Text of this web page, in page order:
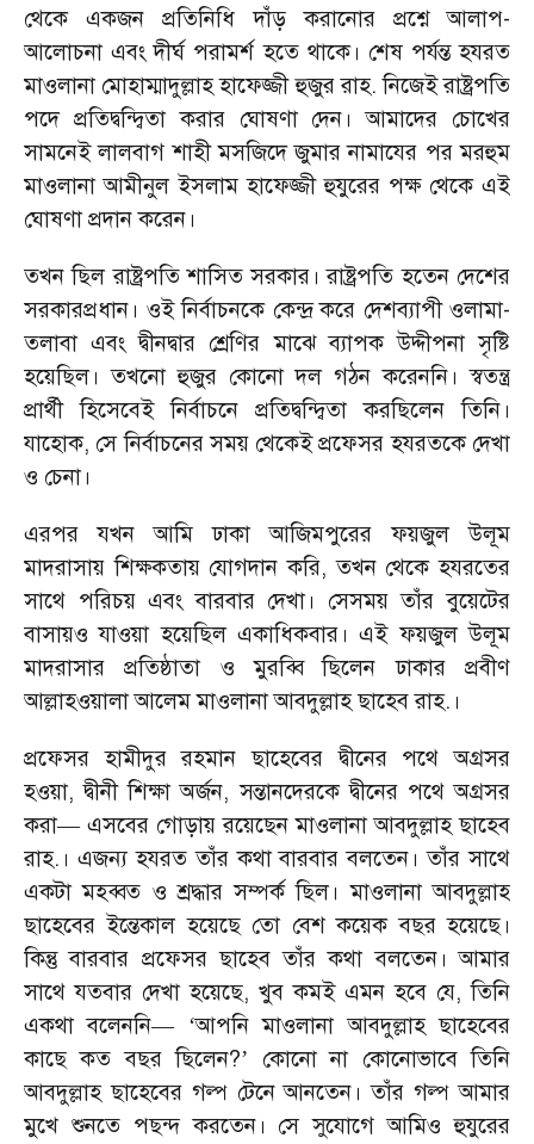
থেকে একজন প্রতিনিধি দাঁড় করানোর প্রশ্নে আলাপ-
আলোচনা এবং দীর্ঘ পরামর্শ হতে থাকে। শেষ পর্যন্ত হযরত
মাওলানা মোহাম্মাদুল্লাহ হাফেজ্জী হুজুর রাহ. নিজেই রাষ্ট্রপতি
পদে প্রতিদ্বন্দ্বিতা করার ঘোষণা দেন। আমাদের চোখের
সামনেই লালবাগ শাহী মসজিদে জুমার নামাযের পর মরহুম
মাওলানা আমীনুল ইসলাম হাফেজ্জী হুযুরের পক্ষ থেকে এই
ঘোষণা প্রদান করেন।
তখন ছিল রাষ্ট্রপতি শাসিত সরকার। রাষ্ট্রপতি হতেন দেশের
সরকারপ্রধান। ওই নির্বাচনকে কেন্দ্র করে দেশব্যাপী ওলামা-
তলাবা এবং দ্বীনদ্বার শ্রেণির মাঝে ব্যাপক উদ্দীপনা সৃষ্টি
হয়েছিল। তখনো হুজুর কোনো দল গঠন করেননি। স্বতন্ত্র
প্রার্থী হিসেবেই নির্বাচনে প্রতিদ্বন্দ্বিতা করছিলেন তিনি।
যাহোক, সে নির্বাচনের সময় থেকেই প্রফেসর হযরতকে দেখা
ও চেনা।
এরপর যখন আমি ঢাকা আজিমপুরের ফয়জুল উলূম
মাদরাসায় শিক্ষকতায় যোগদান করি,তখন থেকে হযরতের
সাথে পরিচয় এবং বারবার দেখা। সেসময় তাঁর বুয়েটের
বাসায়ও যাওয়া হয়েছিল একাধিকবার। এই ফয়জুল উলূম
মাদরাসার প্রতিষ্ঠাতা ও মুরব্বি ছিলেন ঢাকার প্রবীণ
আল্লাহওয়ালা আলেম মাওলানা আবদুল্লাহ ছাহেব রাহ.।
প্রফেসর হামীদুর রহমান ছাহেবের দ্বীনের পথে অগ্রসর
হওয়া,দ্বীনী শিক্ষা অর্জন,সন্তানদেরকে দ্বীনের পথে অগ্রসর
করা— এসবের গোড়ায় রয়েছেন মাওলানা আবদুল্লাহ ছাহেব
রাহ.। এজন্য হযরত তাঁর কথা বারবার বলতেন। তাঁর সাথে
একটা মহব্বত ও শ্রদ্ধার সম্পর্ক ছিল। মাওলানা আবদুল্লাহ
ছাহেবের ইন্তেকাল হয়েছে তো বেশ কয়েক বছর হয়েছে।
কিন্তু বারবার প্রফেসর ছাহেব তাঁর কথা বলতেন। আমার
সাথে যতবার দেখা হয়েছে, খুব কমই এমন হবে যে,তিনি
একথা বলেননি— ‘আপনি মাওলানা আবদুল্লাহ ছাহেবের
কাছে কত বছর ছিলেন?’ কোনো না কোনোভাবে তিনি
আবদুল্লাহ ছাহেবের গল্প টেনে আনতেন। তাঁর গল্প আমার
মুখে শুনতে পছন্দ করতেন। সে সুযোগে আমিও হুযুরের